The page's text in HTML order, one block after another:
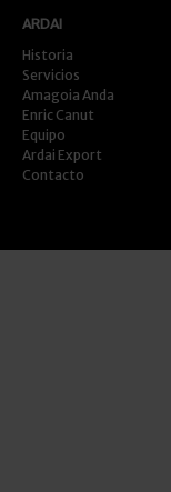
ARDAI
Historia
Servicios
Amagoia Anda
Enric Canut
Equipo
Ardai Export
Contacto